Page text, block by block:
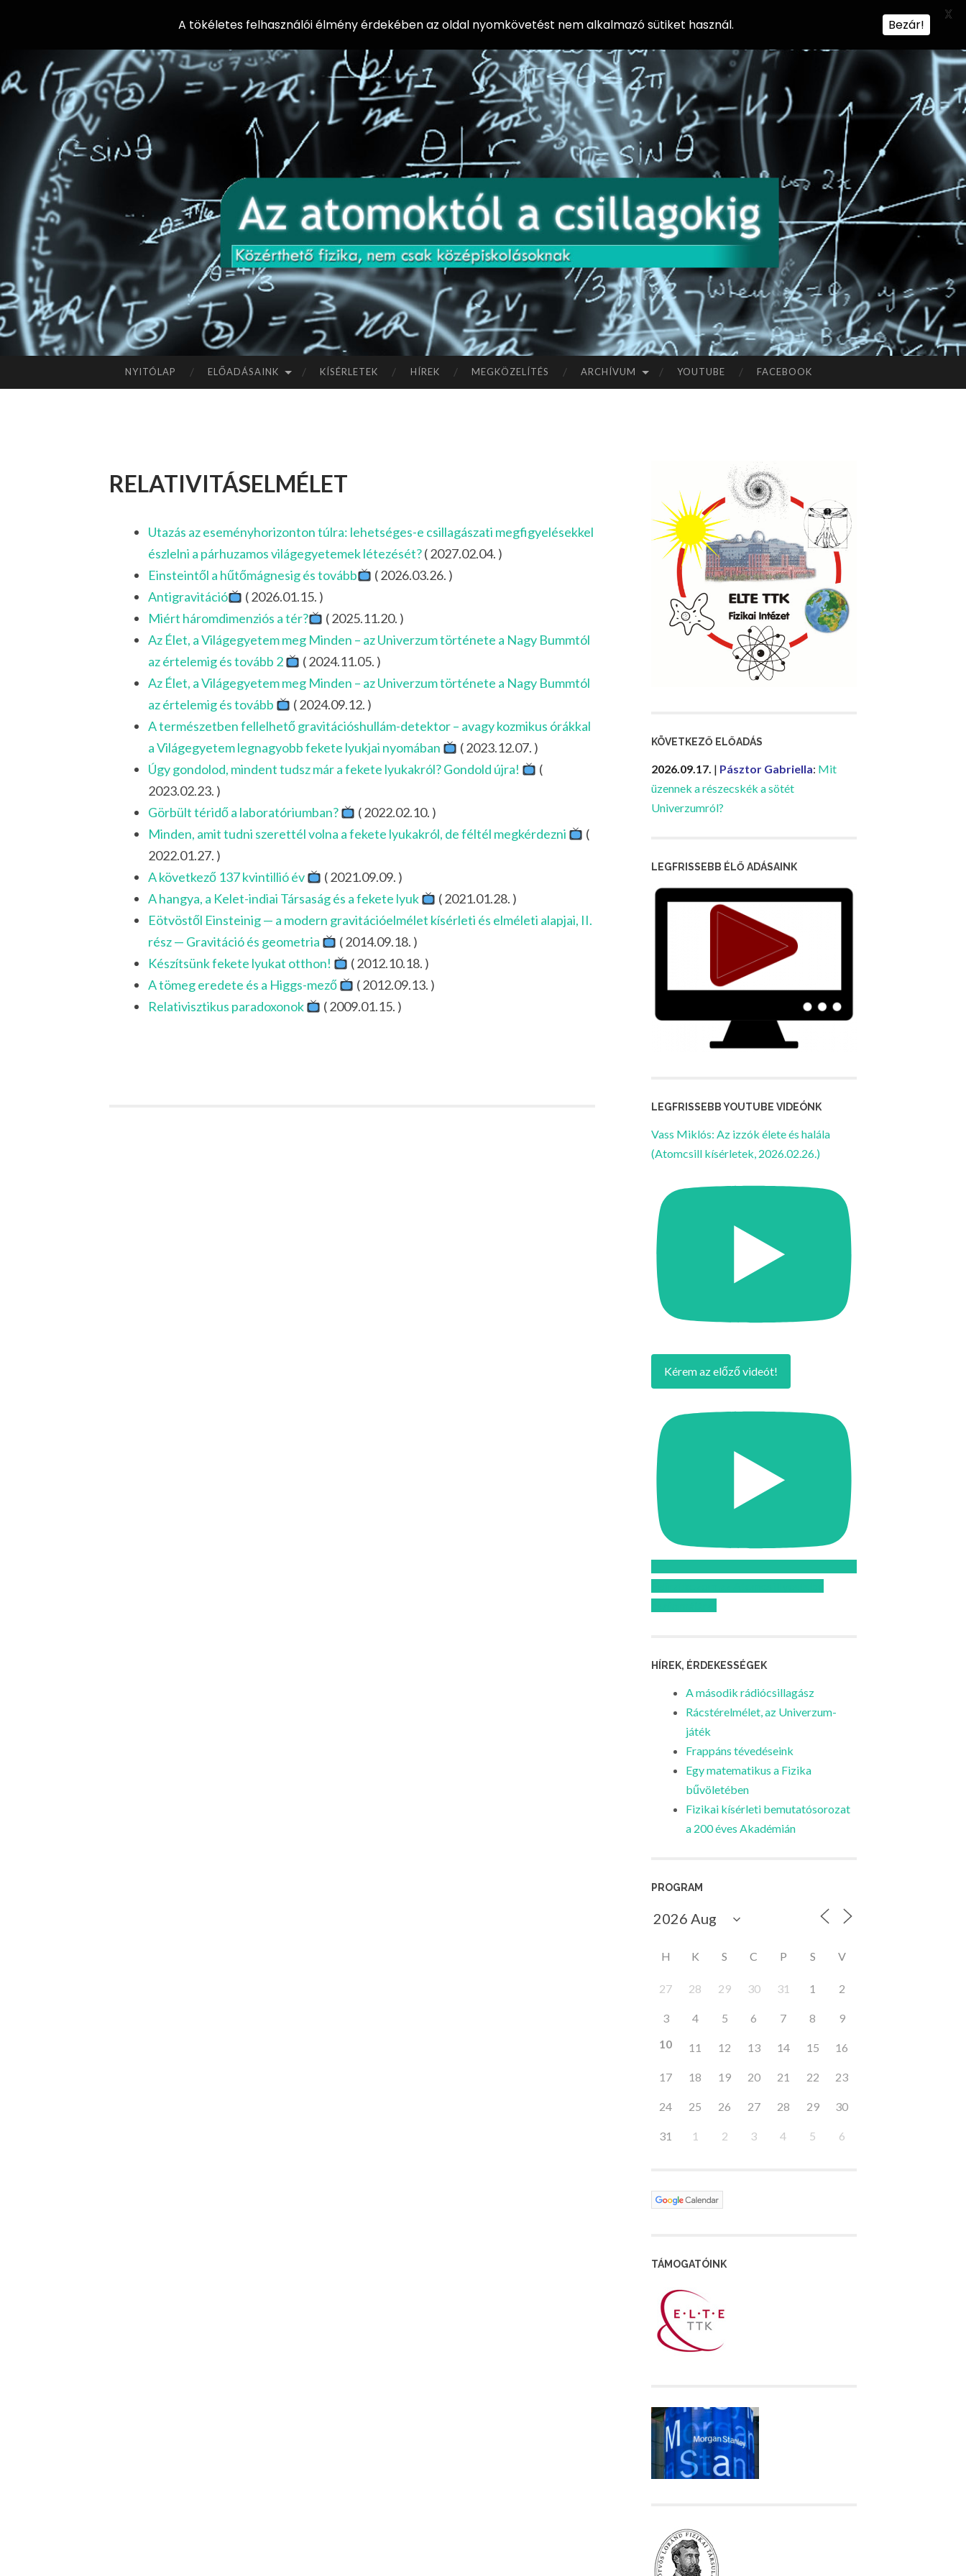
AZ
AT
OM
OK
TÓ
L A
Előadássorozat
középiskolásoknak
az ELTE
Természettudományi
Kar Fizikai
Intézetében
A
NYITÓLAP ELŐADÁSAINK KÍSÉRLETEK HÍREK MEGKÖZELÍTÉS ARCHÍVUM YOUTUBE FACEBOOK
relativitáselmélet
Utazás az eseményhorizonton túlra: lehetséges-e csillagászati megfigyelésekkel
észlelni a párhuzamos világegyetemek létezését?( 2027.02.04. )
Einsteintől a hűtőmágnesig és tovább
( 2026.03.26. )
Antigravitáció
( 2026.01.15. )
Miért háromdimenziós a tér?
( 2025.11.20. )
Az Élet, a Világegyetem meg Minden – az Univerzum története a Nagy Bummtól
az értelemig és tovább 2
( 2024.11.05. )
Az Élet, a Világegyetem meg Minden – az Univerzum története a Nagy Bummtól
az értelemig és tovább
( 2024.09.12. )
A természetben fellelhető gravitációshullám-detektor – avagy kozmikus órákkal
a Világegyetem legnagyobb fekete lyukjai nyomában
( 2023.12.07. )
Úgy gondolod, mindent tudsz már a fekete lyukakról? Gondold újra!
(
2023.02.23. )
Görbült téridő a laboratóriumban?
( 2022.02.10. )
Minden, amit tudni szerettél volna a fekete lyukakról, de féltél megkérdezni
(
2022.01.27. )
A következő 137 kvintillió év
( 2021.09.09. )
A hangya, a Kelet-indiai Társaság és a fekete lyuk
( 2021.01.28. )
Eötvöstől Einsteinig — a modern gravitációelmélet kísérleti és elméleti alapjai, II.
rész — Gravitáció és geometria
( 2014.09.18. )
Készítsünk fekete lyukat otthon!
( 2012.10.18. )
A tömeg eredete és a Higgs-mező
( 2012.09.13. )
Relativisztikus paradoxonok
( 2009.01.15. )
KÖVETKEZŐ ELŐADÁS
2026.09.17. | Pásztor Gabriella: Mit
üzennek a részecskék a sötét
Univerzumról?
LEGFRISSEBB ÉLŐ ADÁSAINK
LEGFRISSEBB YOUTUBE VIDEÓNK
Vass Miklós: Az izzók élete és halála
(Atomcsill kísérletek, 2026.02.26.)
Kérem az előző videót!
HÍREK, ÉRDEKESSÉGEK
A második rádiócsillagász
Rácstérelmélet, az Univerzum-
játék
Frappáns tévedéseink
Egy matematikus a Fizika
bűvöletében
Fizikai kísérleti bemutatósorozat
a 200 éves Akadémián
PROGRAM
H K S C P S V
27 28 29 30 31 1 2
3 4 5 6 7 8
9
10
11 12 13 14 15 16
17 18 19 20 21 22 23
24 25 26 27 28 29 30
31 1 2 3 4 5 6
TÁMOGATÓINK
A tökéletes felhasználói élmény érdekében az oldal nyomkövetést nem alkalmazó sütiket használ. Bezár!
X